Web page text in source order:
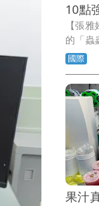
10點
【張
的「蟲
中旬起
（
續攀升
病例，
亡案
用生
巴西
為可能
國際
果汁